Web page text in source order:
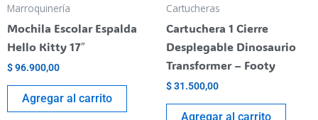
Marroquinería
Mochila Escolar Espalda
Hello Kitty 17″
$96.900,00
Agregar al carrito
Cartucheras
Cartuchera 1 Cierre
Desplegable Dinosaurio
Transformer – Footy
$31.500,00
Agregar al carrito